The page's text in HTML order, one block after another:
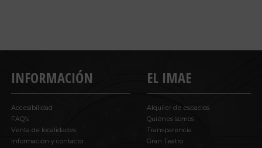
INFORMACIÓN
Accesibilidad
FAQ’s
Venta de localidades
Información y contacto
EL IMAE
Alquiler de espacios
Quiénes somos
Transparencia
Gran Teatro